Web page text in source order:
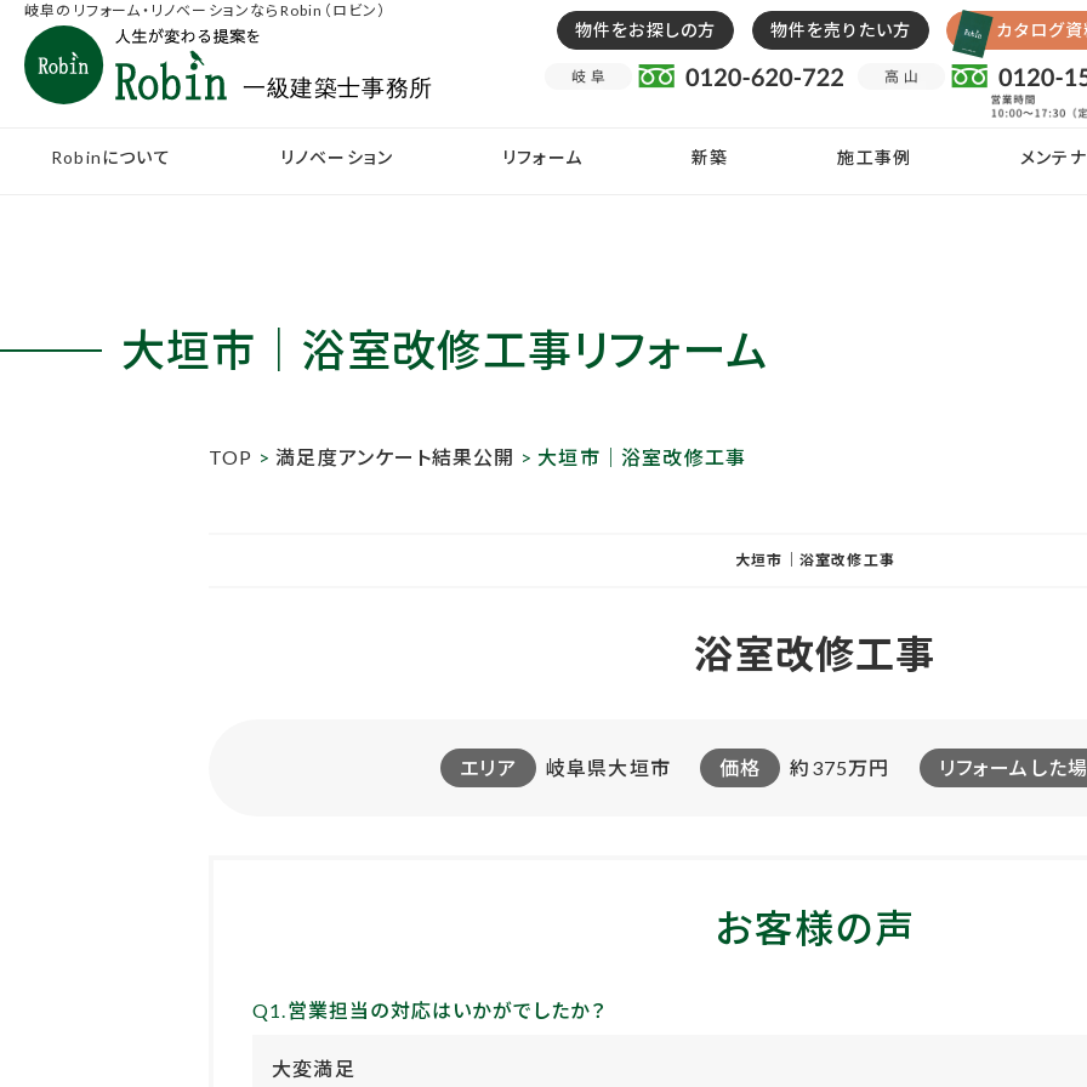
岐阜のリフォーム・リノベーションならRobin（ロビン）
物件をお探しの方 物件を売りたい方 カタログ
Robinについて リノベーション リフォーム 新築 施工事例 メンテ
大垣市｜浴室改修工事リフォーム
TOP >満足度アンケート結果公開 > 大垣市｜浴室改修工事
大垣市｜浴室改修工事
浴室改修工事
エリア 岐阜県大垣市 価格 約375万円 リフォームした
お客様の声
Q1.営業担当の対応はいかがでしたか？
大変満足